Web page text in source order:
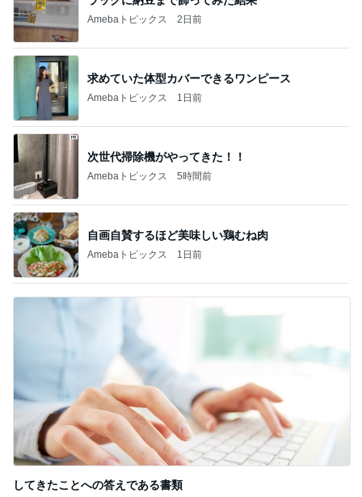
Amebaトピックス 2日前
求めていた体型カバーできるワンピース
Amebaトピックス 1日前
次世代掃除機がやってきた！！
Amebaトピックス 5時間前
自画自賛するほど美味しい鶏むね肉
Amebaトピックス 1日前
してきたことへの答えである書類